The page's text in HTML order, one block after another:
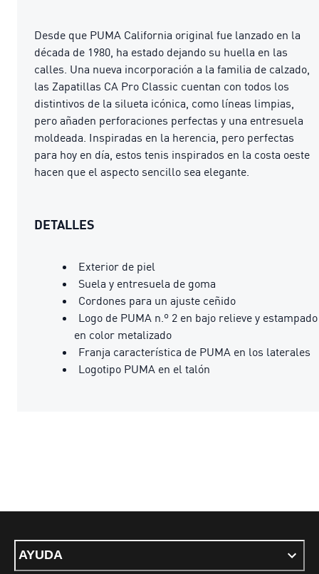
Desde que PUMA California original fue lanzado en la
década de 1980, ha estado dejando su huella en las
calles. Una nueva incorporación a la familia de calzado,
las Zapatillas CA Pro Classic cuentan con todos los
distintivos de la silueta icónica, como líneas limpias,
pero añaden perforaciones perfectas y una entresuela
moldeada. Inspiradas en la herencia, pero perfectas
para hoy en día, estos tenis inspirados en la costa oeste
hacen que el aspecto sencillo sea elegante.
DETALLES
Exterior de piel
Suela y entresuela de goma
Cordones para un ajuste ceñido
Logo de PUMA n.º 2 en bajo relieve y estampado
en color metalizado
Franja característica de PUMA en los laterales
Logotipo PUMA en el talón
AYUDA